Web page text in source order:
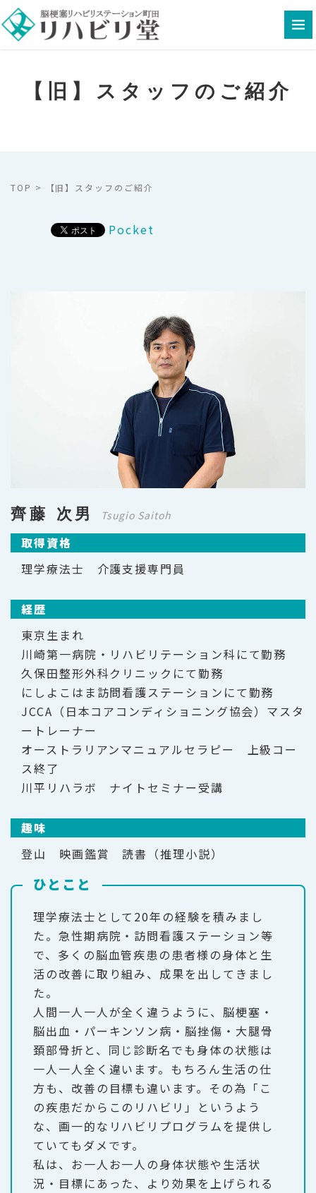
【旧】スタッフのご紹介
TOP > 【旧】スタッフのご紹介
Pocket
齊藤 次男 Tsugio Saitoh
取得資格
理学療法士 介護支援専門員
経歴
東京生まれ
川崎第一病院・リハビリテーション科にて勤務
久保田整形外科クリニックにて勤務
にしよこはま訪問看護ステーションにて勤務
JCCA（日本コアコンディショニング協会）マスタ
ートレーナー
オーストラリアンマニュアルセラピー 上級コー
ス終了
川平リハラボ ナイトセミナー受講
趣味
登山 映画鑑賞 読書（推理小説）
ひとこと
理学療法士として20年の経験を積みまし
た。急性期病院・訪問看護ステーション等
で、多くの脳血管疾患の患者様の身体と生
活の改善に取り組み、成果を出してきまし
た。
人間一人一人が全く違うように、脳梗塞・
脳出血・パーキンソン病・脳挫傷・大腿骨
頚部骨折と、同じ診断名でも身体の状態は
一人一人全く違います。もちろん生活の仕
方も、改善の目標も違います。その為「こ
の疾患だからこのリハビリ」というよう
な、画一的なリハビリプログラムを提供し
ていてもダメです。
私は、お一人お一人の身体状態や生活状
況・目標にあった、より効果を上げられる